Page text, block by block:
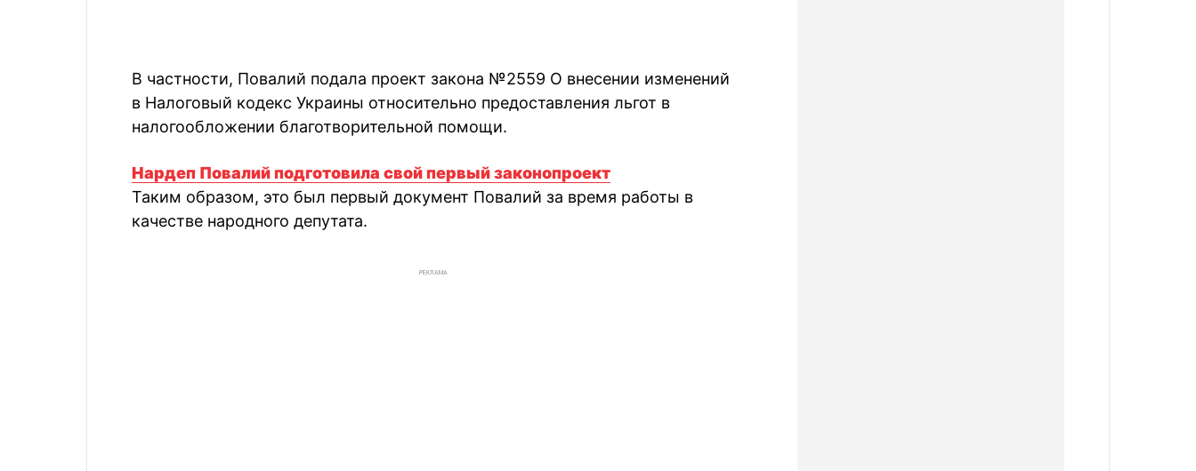
В частности, Повалий подала проект закона №2559 О внесении изменений
в Налоговый кодекс Украины относительно предоставления льгот в
налогообложении благотворительной помощи.
Нардеп Повалий подготовила свой первый законопроект
Таким образом, это был первый документ Повалий за время работы в
качестве народного депутата.
РЕКЛАМА